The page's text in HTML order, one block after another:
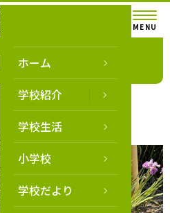
こう
ホーム
学校紹介
学校生活
小学校
学校だより
MENU
令和8年 4月22日
を行いました。